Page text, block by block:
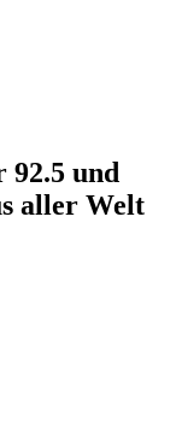
92.5 und
aller Welt